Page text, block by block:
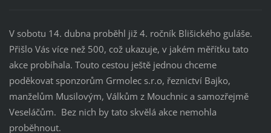
V sobotu 14. dubna proběhl již 4. ročník Blišického guláše.
Přišlo Vás více než 500, což ukazuje, v jakém měřítku tato
akce probíhala. Touto cestou ještě jednou chceme
poděkovat sponzorům Grmolec s.r.o, řeznictví Bajko,
manželům Musilovým, Válkům z Mouchnic a samozřejmě
Veseláčům. Bez nich by tato skvělá akce nemohla
proběhnout.